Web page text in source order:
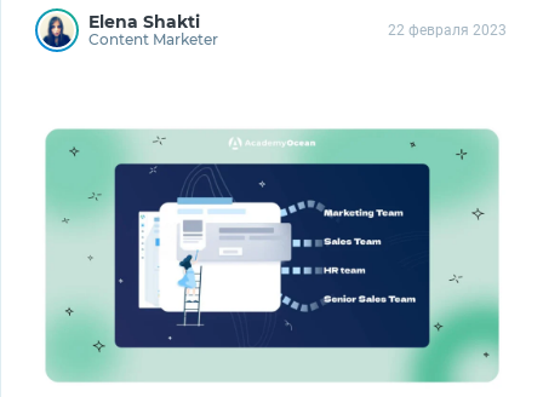
Elena Shakti
Content Marketer 22 февраля 2023